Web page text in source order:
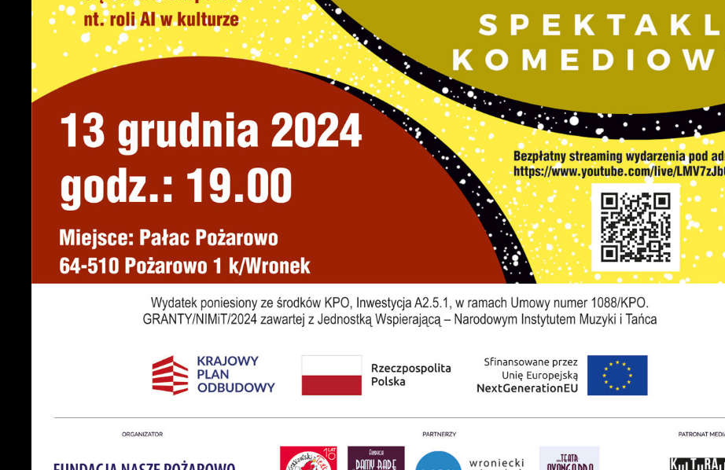
Ustawienia
Szanujemy Twoją prywatność. Możesz zmienić ustawienia
cookies lub zaakceptować je wszystkie. W dowolnym
momencie możesz dokonać zmiany swoich ustawień.
Niezbędne